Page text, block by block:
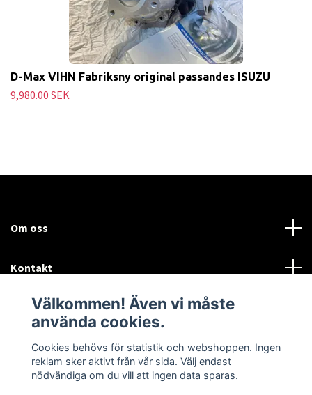
D-Max VIHN Fabriksny original passandes ISUZU
9,980.00 SEK
Om oss
Kontakt
Mer information:
Sociala medier
Välkommen! Även vi måste
använda cookies.
Cookies behövs för statistik och webshoppen. Ingen
reklam sker aktivt från vår sida. Välj endast
nödvändiga om du vill att ingen data sparas.